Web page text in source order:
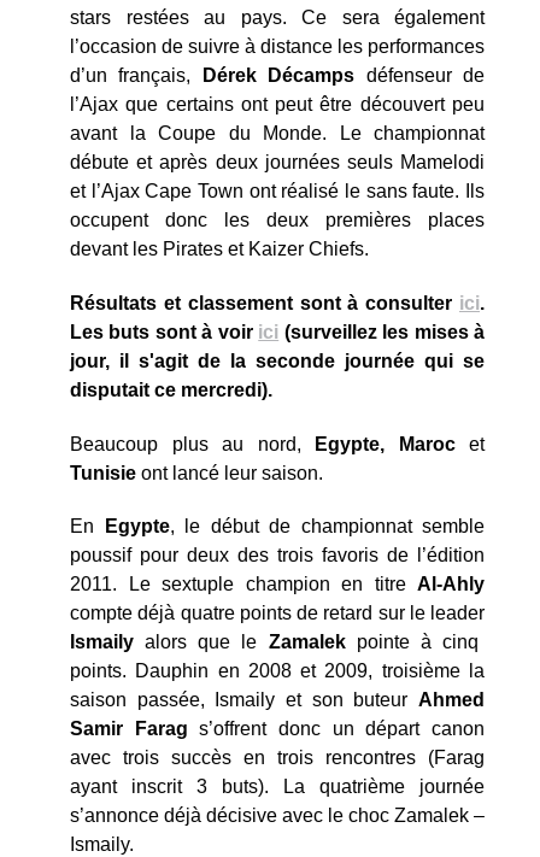
stars restées au pays. Ce sera également
l’occasion de suivre à distance les performances
d’un français,
Dérek Décamps défenseur de
l’Ajax que certains ont peut être découvert peu
avant la Coupe du Monde. Le championnat
débute et après deux journées seuls Mamelodi
et l’Ajax Cape Town ont réalisé le sans faute. Ils
occupent donc les deux premières places
devant les Pirates et Kaizer Chiefs.
Résultats et classement sont à consulter ici.
Les buts sont à voir ici (surveillez les mises à
jour, il s'agit de la seconde journée qui se
disputait ce mercredi).
Beaucoup plus au nord, Egypte, Maroc et
Tunisie ont lancé leur saison.
En Egypte, le début de championnat semble
poussif pour deux des trois favoris de l’édition
2011. Le sextuple champion en titre Al-Ahly
compte déjà quatre points de retard sur le leader
Ismaily alors que le Zamalekpointe à cinq
points. Dauphin en 2008 et 2009, troisième la
saison passée, Ismaily et son buteur Ahmed
Samir Farags’offrent donc un départ canon
avec trois succès en trois rencontres (Farag
ayant inscrit 3 buts). La quatrième journée
s’annonce déjà décisive avec le choc Zamalek –
Ismaily.